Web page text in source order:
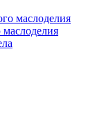
маслоделия
маслоделия